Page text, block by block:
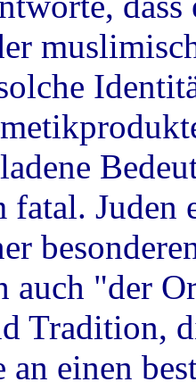
fatal.
auch "der
Tradition,
an einen